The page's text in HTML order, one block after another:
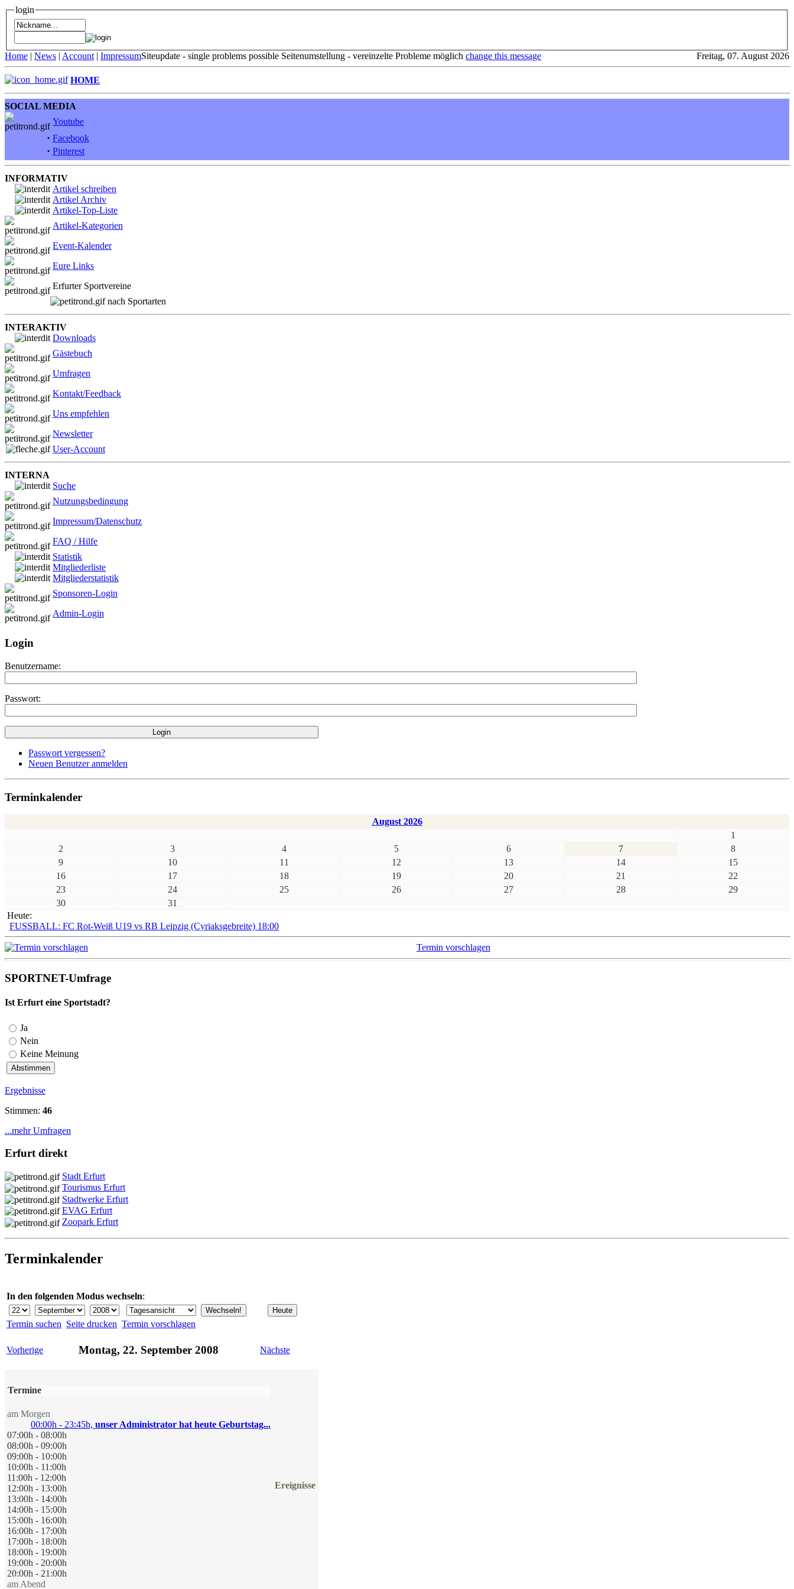
login
Home | News | Account | Impressum Freitag, 07. August 2026
Siteupdate - single problems possible Seitenumstellung - vereinzelte Probleme möglich change this message
HOME
SOCIAL MEDIA
Youtube
· Facebook
· Pinterest
INFORMATIV
Artikel schreiben
Artikel Archiv
Artikel-Top-Liste
Artikel-Kategorien
Event-Kalender
Eure Links
Erfurter Sportvereine
nach Sportarten
INTERAKTIV
Downloads
Gästebuch
Umfragen
Kontakt/Feedback
Uns empfehlen
Newsletter
User-Account
INTERNA
Suche
Nutzungsbedingung
Impressum/Datenschutz
FAQ / Hilfe
Statistik
Mitgliederliste
Mitgliederstatistik
Sponsoren-Login
Admin-Login
Login
Benutzername:
Passwort:
Passwort vergessen?
Neuen Benutzer anmelden
Terminkalender
August 2026
1
2
3 4 5 6 7
8
9
10 11 12 13 14
15
16
17 18 19 20 21
22
23
24 25 26 27 28
29
30
31
Heute:
FUSSBALL: FC Rot-Weiß U19 vs RB Leipzig (Cyriaksgebreite) 18:00
Termin vorschlagen
SPORTNET-Umfrage
Ist Erfurt eine Sportstadt?
Ja
Nein
Keine Meinung
Ergebnisse
Stimmen: 46
...mehr Umfragen
Erfurt direkt
Stadt Erfurt
Tourismus Erfurt
Stadtwerke Erfurt
EVAG Erfurt
Zoopark Erfurt
Terminkalender
In den folgenden Modus wechseln:
Termin suchen Seite drucken Termin vorschlagen
Vorherige Montag, 22. September 2008 Nächste
Termine
am Morgen
00:00h - 23:45h, unser Administrator hat heute Geburtstag...
07:00h - 08:00h
08:00h - 09:00h
09:00h - 10:00h
10:00h - 11:00h
11:00h - 12:00h
12:00h - 13:00h
13:00h - 14:00h
14:00h - 15:00h
15:00h - 16:00h
16:00h - 17:00h
17:00h - 18:00h
18:00h - 19:00h
19:00h - 20:00h
20:00h - 21:00h
am Abend
Ereignisse